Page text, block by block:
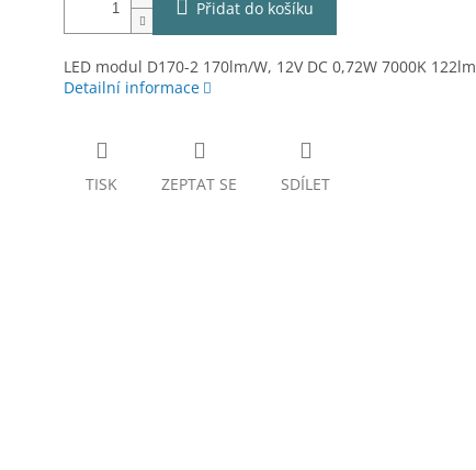
Přidat do košíku
LED modul D170-2 170lm/W, 12V DC 0,72W 7000K 122lm
Detailní informace
TISK ZEPTAT SE SDÍLET